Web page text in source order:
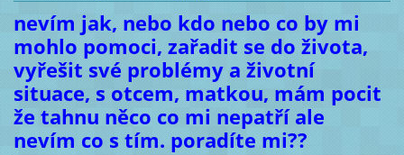
nevím jak, nebo kdo nebo co by mi
mohlo pomoci, zařadit se do života,
vyřešit své problémy a životní
situace, s otcem, matkou, mám pocit
že tahnu něco co mi nepatří ale
nevím co s tím. poradíte mi??